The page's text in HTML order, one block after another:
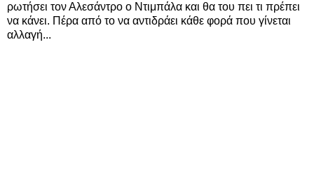
ρωτήσει τον Αλεσάντρο ο Ντιμπάλα και θα του πει τι πρέπει
να κάνει. Πέρα από το να αντιδράει κάθε φορά που γίνεται
αλλαγή...